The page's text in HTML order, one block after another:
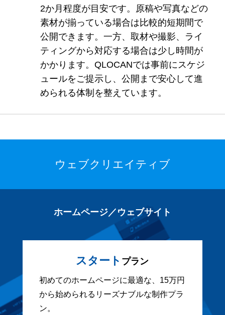
2か月程度が目安です。原稿や写真などの
素材が揃っている場合は比較的短期間で
公開できます。一方、取材や撮影、ライ
ティングから対応する場合は少し時間が
かかります。QLOCANでは事前にスケジ
ュールをご提示し、公開まで安心して進
められる体制を整えています。
ウェブクリエイティブ
ホームページ／ウェブサイト
スタート プラン
初めてのホームページに最適な、15万円
から始められるリーズナブルな制作プラ
ン。